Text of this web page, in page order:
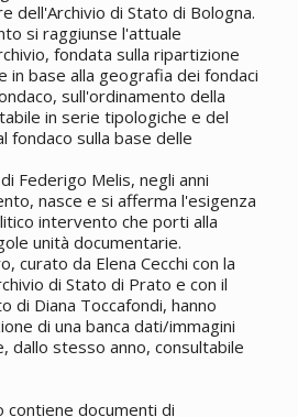
dell'Archivio di Stato di Bologna.
si raggiunse l'attuale
fondata sulla ripartizione
in base alla geografia dei fondaci
sull'ordinamento della
in serie tipologiche e del
fondaco sulla base delle
Federigo Melis, negli anni
nasce e si afferma l'esigenza
intervento che porti alla
unità documentarie.
curato da Elena Cecchi con la
di Stato di Prato e con il
di Diana Toccafondi, hanno
di una banca dati/immagini
dallo stesso anno, consultabile
documenti di